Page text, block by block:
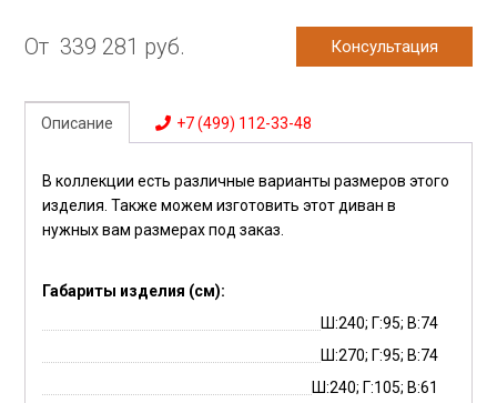
От 339 281 руб. Консультация
Описание +7 (499) 112-33-48
В коллекции есть различные варианты размеров этого
изделия. Также можем изготовить этот диван в
нужных вам размерах под заказ.
Габариты изделия (см):
Ш:240; Г:95; В:74
Ш:270; Г:95; В:74
Ш:240; Г:105; В:61